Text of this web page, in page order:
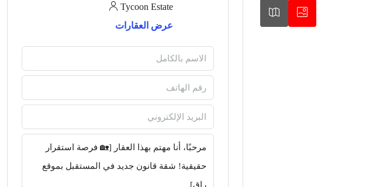
Tycoon Estate
عرض العقارات